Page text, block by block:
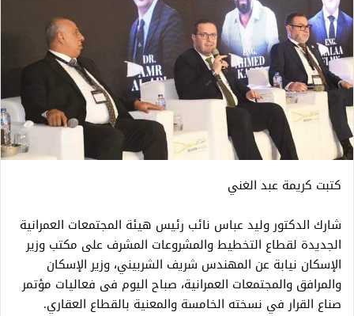
كتبت كريمة عبد الغني
شارك الدكتور وليد عباس نائب رئيس هيئة المجتمعات العمرانية
الجديدة لقطاع التخطيط والمشروعات المشرف على مكتب وزير
الإسكان نيابة عن المهندس شريف الشربيني، وزير الإسكان
والمرافق والمجتمعات العمرانية، صباح اليوم فى فعاليات مؤتمر
صناع القرار في نسخته الخامسة والمعنية بالقطاع العقاري.